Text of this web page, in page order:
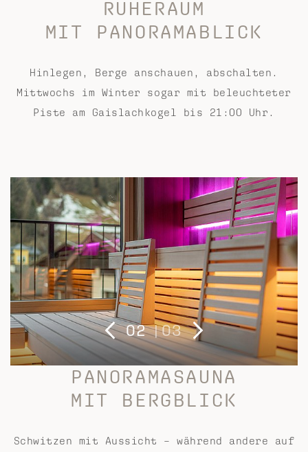
RUHERAUM
MIT PANORAMABLICK
Hinlegen, Berge anschauen, abschalten.
Mittwochs im Winter sogar mit beleuchteter
Piste am Gaislachkogel bis 21:00 Uhr.
2 | 3
PANORAMASAUNA
MIT BERGBLICK
Schwitzen mit Aussicht – während andere auf